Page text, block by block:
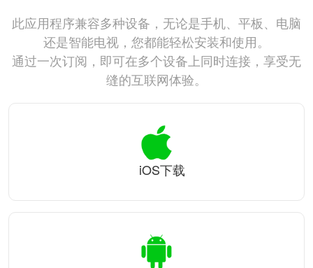
此应用程序兼容多种设备，无论是手机、平板、电脑
还是智能电视，您都能轻松安装和使用。
通过一次订阅，即可在多个设备上同时连接，享受无
缝的互联网体验。
iOS下载